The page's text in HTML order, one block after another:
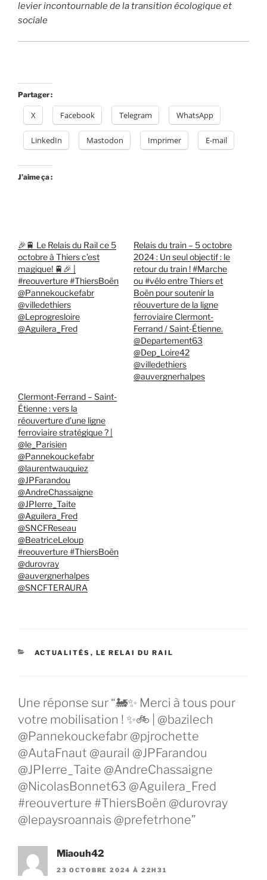
levier incontournable de la transition écologique et
sociale
Partager :
X Facebook Telegram WhatsApp
LinkedIn Mastodon Imprimer E-mail
J’aime ça :
🎉🚆 Le Relais du Rail ce 5
octobre à Thiers c’est
magique! 🚆🎉 |
#reouverture #ThiersBoën
@Pannekouckefabr
@villedethiers
@Leprogresloire
@Aguilera_Fred
Relais du train – 5 octobre
2024 : Un seul objectif : le
retour du train ! #Marche
ou #vélo entre Thiers et
Boën pour soutenir la
réouverture de la ligne
ferroviaire Clermont-
Ferrand / Saint-Étienne.
@Departement63
@Dep_Loire42
@villedethiers
@auvergnerhalpes
Clermont-Ferrand – Saint-
Étienne : vers la
réouverture d’une ligne
ferroviaire stratégique ? |
@le_Parisien
@Pannekouckefabr
@laurentwauquiez
@JPFarandou
@AndreChassaigne
@JPIerre_Taite
@Aguilera_Fred
@SNCFReseau
@BeatriceLeloup
#reouverture #ThiersBoën
@durovray
@auvergnerhalpes
@SNCFTERAURA
CATÉGORIES
ACTUALITÉS , LE RELAI DU RAIL
Une réponse sur “🚂✨ Merci à tous pour
votre mobilisation ! ✨🚲 | @bazilech
@Pannekouckefabr @pjrochette
@AutaFnaut @aurail @JPFarandou
@JPIerre_Taite @AndreChassaigne
@NicolasBonnet63 @Aguilera_Fred
#reouverture #ThiersBoën @durovray
@lepaysroannais @prefetrhone”
Miaouh42
23 OCTOBRE 2024 À 22H31